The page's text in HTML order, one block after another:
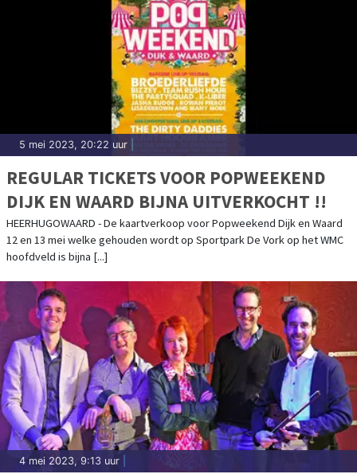
5 mei 2023, 20:22 uur
REGULAR TICKETS VOOR POPWEEKEND
DIJK EN WAARD BIJNA UITVERKOCHT !!
HEERHUGOWAARD - De kaartverkoop voor Popweekend Dijk en Waard
12 en 13 mei welke gehouden wordt op Sportpark De Vork op het WMC
hoofdveld is bijna [...]
4 mei 2023, 9:13 uur